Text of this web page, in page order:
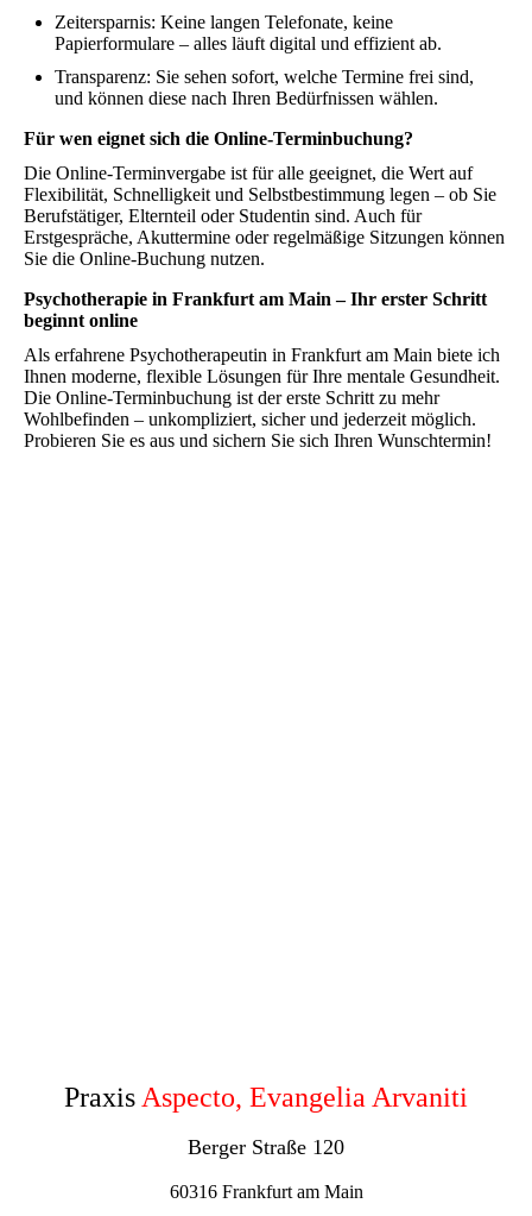
Zeitersparnis: Keine langen Telefonate, keine
Papierformulare – alles läuft digital und effizient ab.
Transparenz: Sie sehen sofort, welche Termine frei sind,
und können diese nach Ihren Bedürfnissen wählen.
Für wen eignet sich die Online-Terminbuchung?
Die Online-Terminvergabe ist für alle geeignet, die Wert auf
Flexibilität, Schnelligkeit und Selbstbestimmung legen – ob Sie
Berufstätiger, Elternteil oder Studentin sind. Auch für
Erstgespräche, Akuttermine oder regelmäßige Sitzungen können
Sie die Online-Buchung nutzen.
Psychotherapie in Frankfurt am Main – Ihr erster Schritt
beginnt online
Als erfahrene Psychotherapeutin in Frankfurt am Main biete ich
Ihnen moderne, flexible Lösungen für Ihre mentale Gesundheit.
Die Online-Terminbuchung ist der erste Schritt zu mehr
Wohlbefinden – unkompliziert, sicher und jederzeit möglich.
Probieren Sie es aus und sichern Sie sich Ihren Wunschtermin!
Praxis Aspecto, Evangelia Arvaniti
Berger Straße 120
60316 Frankfurt am Main